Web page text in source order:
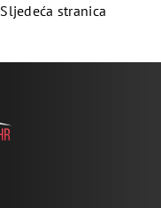
Sljedeća stranica